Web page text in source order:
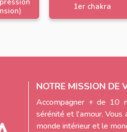
1er chakra
NOTRE MISSION DE
Accompagner + de 10
sérénité et l'amour. Vous
monde intérieur et le